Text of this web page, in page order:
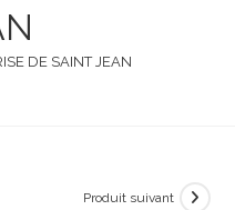
DE SAINT JEAN
Produit suivant